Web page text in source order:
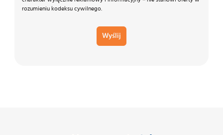
rozumieniu kodeksu cywilnego.
Wyślij